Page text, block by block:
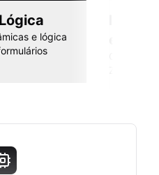
e lógica